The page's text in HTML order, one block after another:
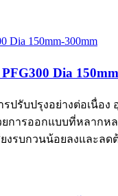
Dia
การปรับปรุงอย่างต่
ยการออกแบบที่หลา
ยงรบกวนน้อยลงและ